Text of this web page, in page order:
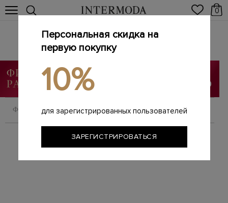
0
Брендовые женские ремни
Главная / Женщинам / Аксессуары
ФИЛЬТРОВАТЬ СОРТИРОВАТЬ
Персональная скидка на
первую покупку
10%
для зарегистрированных пользователей
ЗАРЕГИСТРИРОВАТЬСЯ